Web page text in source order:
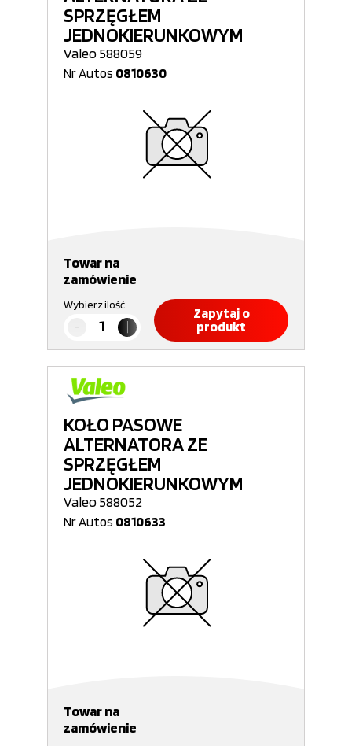
SPRZĘGŁEM
JEDNOKIERUNKOWYM
Valeo 588059
Nr Autos 0810630
Towar na
zamówienie
Wybierz ilość
Zapytaj o
produkt
KOŁO PASOWE
ALTERNATORA ZE
SPRZĘGŁEM
JEDNOKIERUNKOWYM
Valeo 588052
Nr Autos 0810633
Towar na
zamówienie